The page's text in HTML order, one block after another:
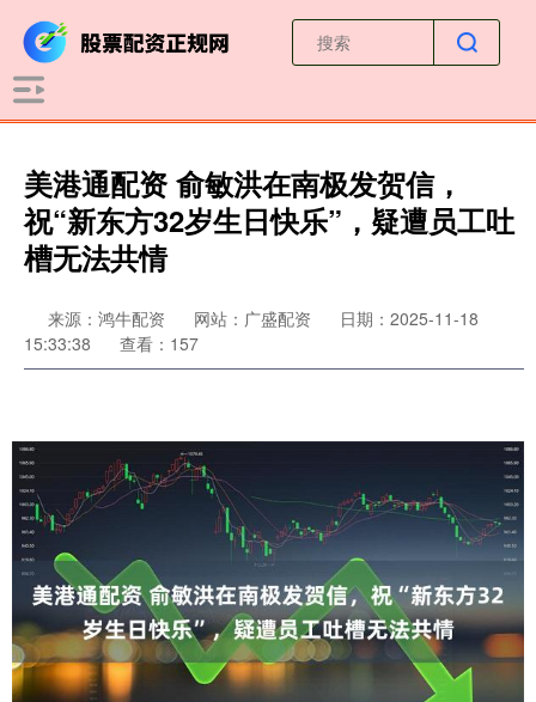
美港通配资 俞敏洪在南极发贺信，
祝“新东方32岁生日快乐”，疑遭员工吐
槽无法共情
来源：鸿牛配资 网站：广盛配资
日期：2025-11-18
15:33:38
查看：157